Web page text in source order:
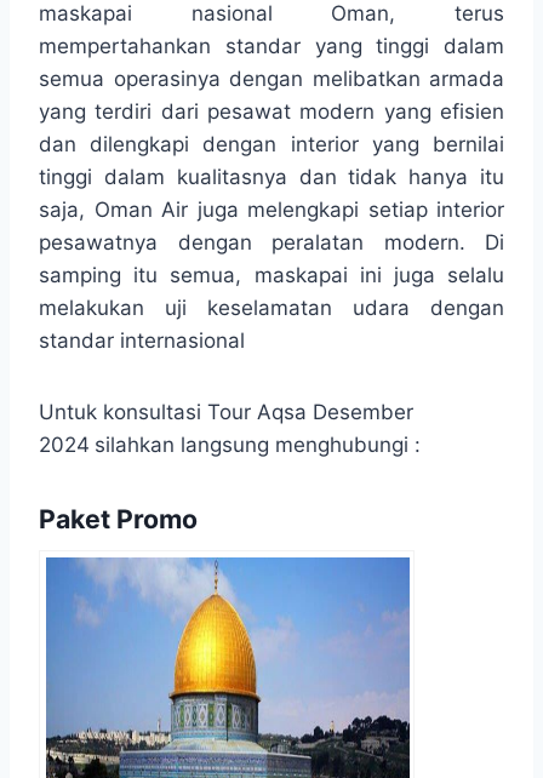
maskapai nasional Oman, terus
mempertahankan standar yang tinggi dalam
semua operasinya dengan melibatkan armada
yang terdiri dari pesawat modern yang efisien
dan dilengkapi dengan interior yang bernilai
tinggi dalam kualitasnya dan tidak hanya itu
saja, Oman Air juga melengkapi setiap interior
pesawatnya dengan peralatan modern. Di
samping itu semua, maskapai ini juga selalu
melakukan uji keselamatan udara dengan
standar internasional
Untuk konsultasi Tour Aqsa Desember
2024 silahkan langsung menghubungi :
Paket Promo